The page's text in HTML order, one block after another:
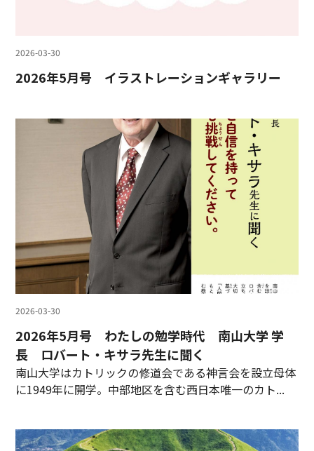
2026-03-30
2026年5月号 イラストレーションギャラリー
2026-03-30
2026年5月号 わたしの勉学時代 南山大学 学
長 ロバート・キサラ先生に聞く
南山大学はカトリックの修道会である神言会を設立母体
に1949年に開学。中部地区を含む西日本唯一のカト...